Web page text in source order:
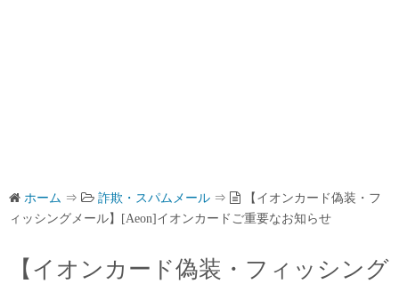
ホーム ⇒ 詐欺・スパムメール ⇒
【イオンカード偽装・フ
ィッシングメール】[Aeon]イオンカードご重要なお知らせ
【イオンカード偽装・フィッシング